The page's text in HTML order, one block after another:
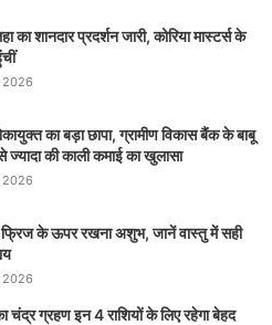
का शानदार प्रदर्शन जारी, कोरिया मास्टर्स के
2026
का बड़ा छापा, ग्रामीण विकास बैंक के बाबू
की काली कमाई का खुलासा
2026
फ्रिज के ऊपर रखना अशुभ, जानें वास्तु में सही
2026
ग्रहण इन 4 राशियों के लिए रहेगा बेहद